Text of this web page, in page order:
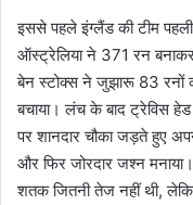
इससे पहले इंग्लैंड की टीम
ऑस्ट्रेलिया ने 371 रन
बेन स्टोक्स ने जुझारू 83 रनों
बचाया। लंच के बाद ट्रेविस
पर शानदार चौका जड़ते हुए
और फिर जोरदार जश्न
शतक जितनी तेज नहीं थी,